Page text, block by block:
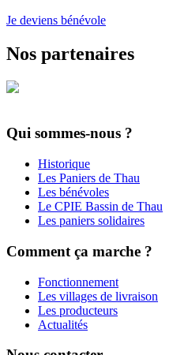
Je deviens bénévole
Nos partenaires
Qui sommes-nous ?
Historique
Les Paniers de Thau
Les bénévoles
Le CPIE Bassin de Thau
Les paniers solidaires
Comment ça marche ?
Fonctionnement
Les villages de livraison
Les producteurs
Actualités